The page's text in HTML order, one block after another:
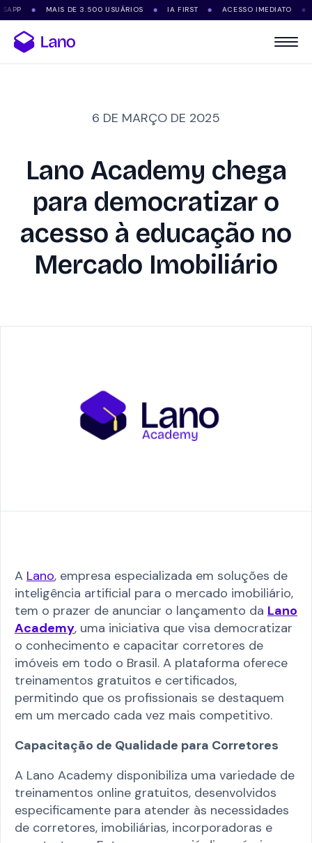
● MAIS DE 3.500 USUÁRIOS ● IA FIRST ● ACESSO IMEDIATO ●
6 DE MARÇO DE 2025
Lano Academy chega
para democratizar o
acesso à educação no
Mercado Imobiliário
A Lano, empresa especializada em soluções de
inteligência artificial para o mercado imobiliário,
tem o prazer de anunciar o lançamento da Lano
Academy, uma iniciativa que visa democratizar
o conhecimento e capacitar corretores de
imóveis em todo o Brasil. A plataforma oferece
treinamentos gratuitos e certificados,
permitindo que os profissionais se destaquem
em um mercado cada vez mais competitivo.​
Capacitação de Qualidade para Corretores
A Lano Academy disponibiliza uma variedade de
treinamentos online gratuitos, desenvolvidos
especificamente para atender às necessidades
de corretores, imobiliárias, incorporadoras e